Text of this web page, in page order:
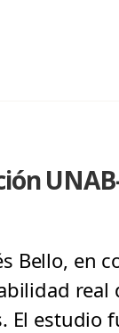
Bello, en
El estudio